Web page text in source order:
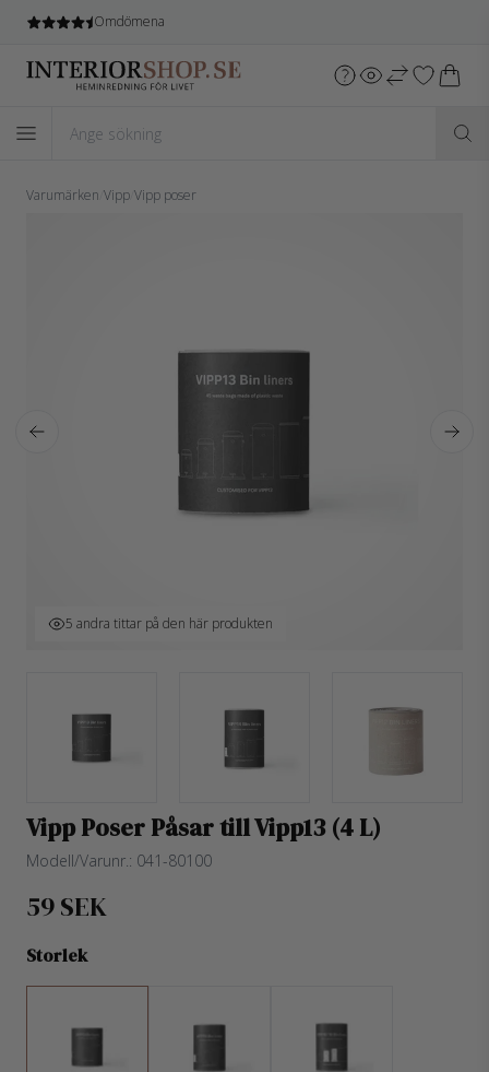
Omdömena
Varumärken Vipp Vipp poser
5 andra tittar på den här produkten
Vipp Poser Påsar till Vipp13 (4 L)
Modell/Varunr.: 041-80100
59 SEK
Storlek